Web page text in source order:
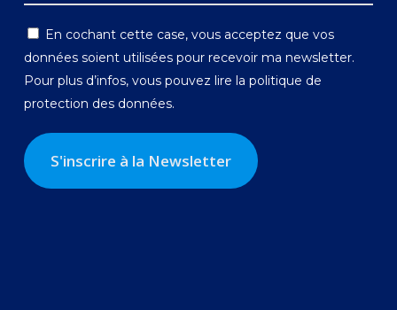
En cochant cette case, vous acceptez que vos
données soient utilisées pour recevoir ma newsletter.
Pour plus d’infos, vous pouvez lire la politique de
protection des données.